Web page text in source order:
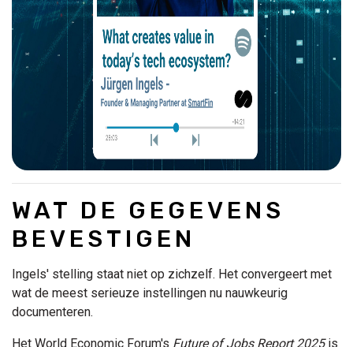
WAT DE GEGEVENS
BEVESTIGEN
Ingels' stelling staat niet op zichzelf. Het convergeert met
wat de meest serieuze instellingen nu nauwkeurig
documenteren.
Het World Economic Forum's Future of Jobs Report 2025is